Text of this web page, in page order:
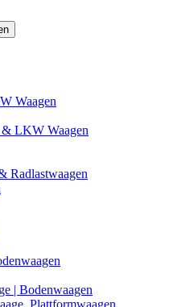
Waagen
& LKW Waagen
Radlastwaagen
| Bodenwaagen
Plattformwaagen